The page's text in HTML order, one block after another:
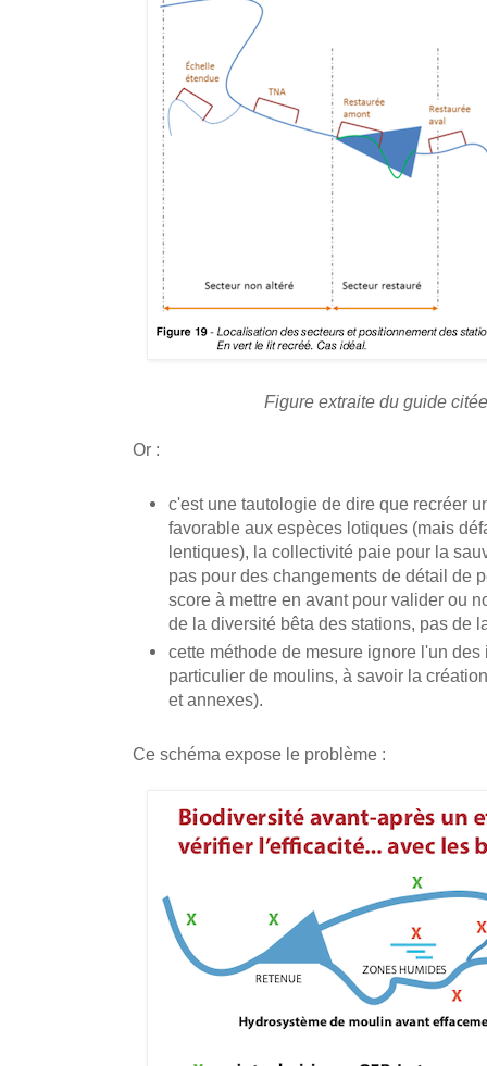
Figure extraite du guide
Or :
c'est une tautologie de dire que recréer
favorable aux espèces lotiques (mais
lentiques), la collectivité paie pour la
pas pour des changements de détail de
score à mettre en avant pour valider ou
de la diversité bêta des stations, pas de
cette méthode de mesure ignore l'un
particulier de moulins, à savoir la
et annexes).
Ce schéma expose le problème :